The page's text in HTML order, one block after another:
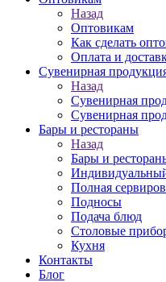
Назад
Оптовикам
Как сделать
Оплата и
Сувенирная
Назад
Сувенирная
Сувенирная
Бары и рестораны
Назад
Бары и
Полная
Подносы
Подача блюд
Столовые
Кухня
Контакты
Блог